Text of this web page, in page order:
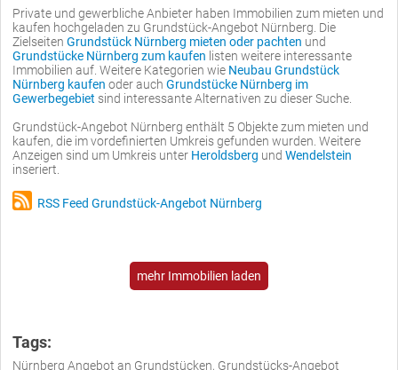
Private und gewerbliche Anbieter haben Immobilien zum mieten und
kaufen hochgeladen zu Grundstück-Angebot Nürnberg. Die
Zielseiten Grundstück Nürnberg mieten oder pachten und
Grundstücke Nürnberg zum kaufen listen weitere interessante
Immobilien auf. Weitere Kategorien wie Neubau Grundstück
Nürnberg kaufen oder auch Grundstücke Nürnberg im
Gewerbegebiet sind interessante Alternativen zu dieser Suche.
Grundstück-Angebot Nürnberg enthält 5 Objekte zum mieten und
kaufen, die im vordefinierten Umkreis gefunden wurden. Weitere
Anzeigen sind um Umkreis unter Heroldsberg und Wendelstein
inseriert.
RSS Feed Grundstück-Angebot Nürnberg
mehr Immobilien laden
Tags:
Nürnberg Angebot an Grundstücken, Grundstücks-Angebot